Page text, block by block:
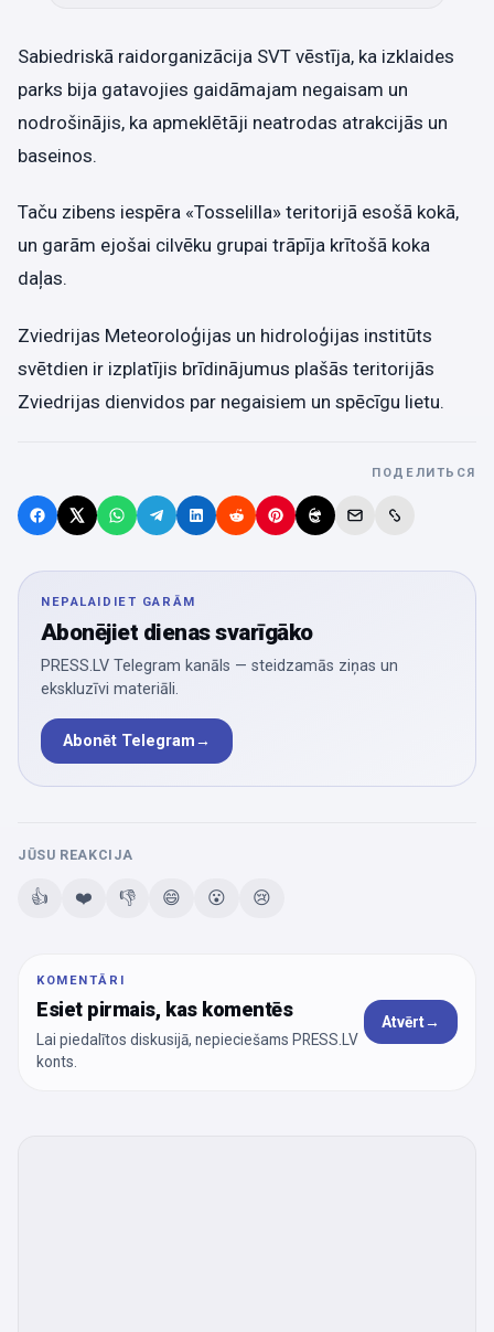
Sabiedriskā raidorganizācija SVT vēstīja, ka izklaides
parks bija gatavojies gaidāmajam negaisam un
nodrošinājis, ka apmeklētāji neatrodas atrakcijās un
baseinos.
Taču zibens iespēra «Tosselilla» teritorijā esošā kokā,
un garām ejošai cilvēku grupai trāpīja krītošā koka
daļas.
Zviedrijas Meteoroloģijas un hidroloģijas institūts
svētdien ir izplatījis brīdinājumus plašās teritorijās
Zviedrijas dienvidos par negaisiem un spēcīgu lietu.
ПОДЕЛИТЬСЯ
NEPALAIDIET GARĀM
Abonējiet dienas svarīgāko
PRESS.LV Telegram kanāls — steidzamās ziņas un
ekskluzīvi materiāli.
Abonēt Telegram→
JŪSU REAKCIJA
👍 ❤️ 👎 😄 😮 😢
KOMENTĀRI
Esiet pirmais, kas komentēs
Lai piedalītos diskusijā, nepieciešams PRESS.LV
konts.
Atvērt→